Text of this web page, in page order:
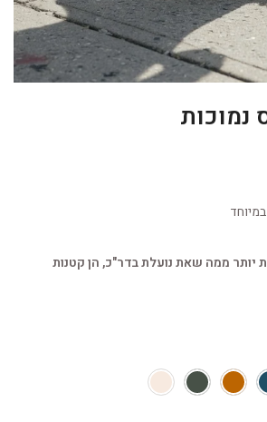
יותר ממה שאת נועלת בדר"כ, הן קטנות